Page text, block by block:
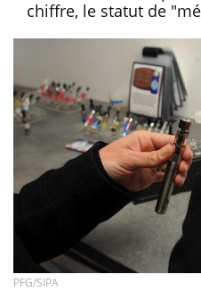
chiffre, le statut de
PFG/SIPA